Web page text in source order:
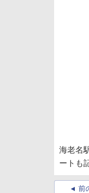
海老名
ートも
前